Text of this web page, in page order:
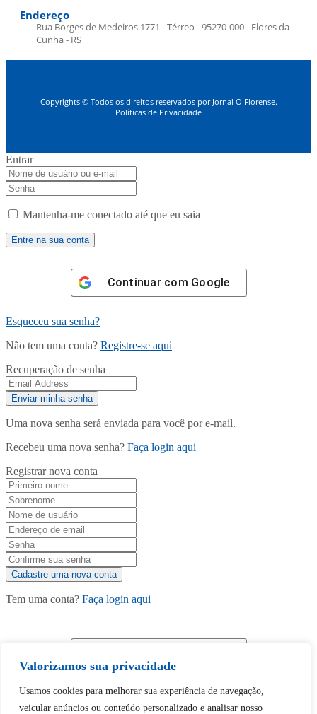
Valorizamos sua privacidade
Usamos cookies para melhorar sua experiência de navegação,
veicular anúncios ou conteúdo personalizado e analisar nosso
Endereço
Rua Borges de Medeiros 1771 - Térreo - 95270-000 - Flores da
Cunha - RS
Copyrights © Todos os direitos reservados por Jornal O Florense.
Políticas de Privacidade
Entrar
Mantenha-me conectado até que eu saia
Continuar com Google
Esqueceu sua senha?
Não tem uma conta? Registre-se aqui
Recuperação de senha
Uma nova senha será enviada para você por e-mail.
Recebeu uma nova senha? Faça login aqui
Registrar nova conta
Tem uma conta? Faça login aqui